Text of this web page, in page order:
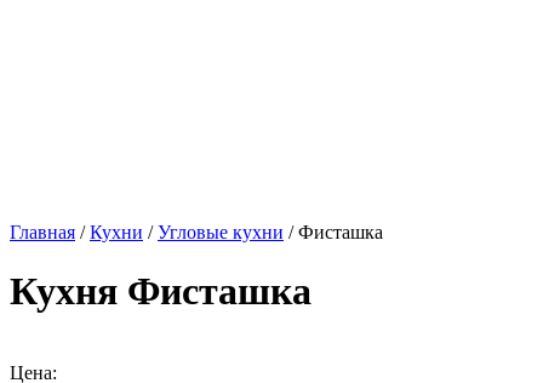
Главная /Кухни /Угловые кухни / Фисташка
Кухня Фисташка
Цена: